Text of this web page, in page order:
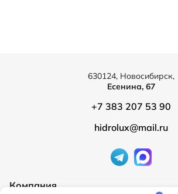
Компания
630124, Новосибирск,
Есенина, 67
+7 383 207 53 90
hidrolux@mail.ru